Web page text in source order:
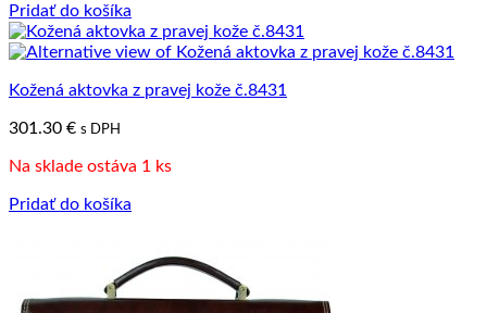
Pridať do košíka
Kožená aktovka z pravej kože č.8431
301.30 € s DPH
Na sklade ostáva 1 ks
Pridať do košíka